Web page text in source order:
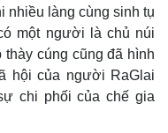
nhiều làng cùng sinh tụ
một người là chủ núi
cúng cũng đã hình
hội của người RaGlai
chi phối của chế gia